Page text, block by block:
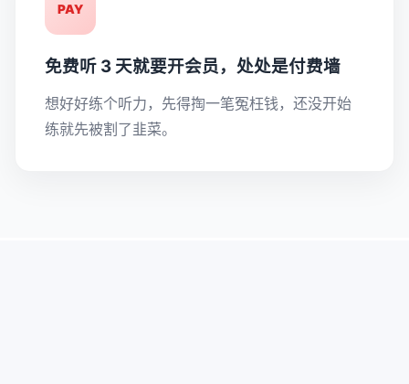
PAY
免费听 3 天就要开会员，处处是付费墙
想好好练个听力，先得掏一笔冤枉钱，还没开始
练就先被割了韭菜。